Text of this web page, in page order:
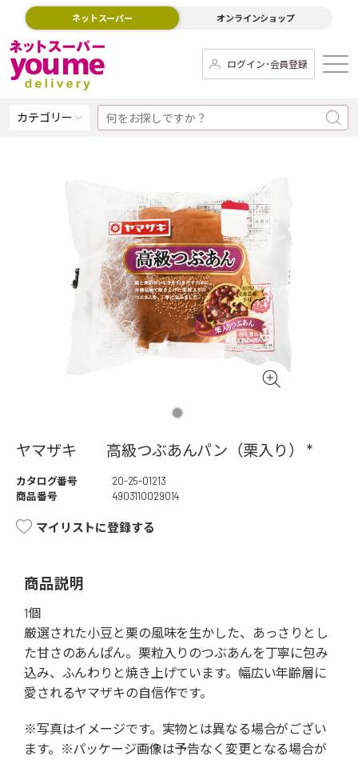
ネットスーパー オンラインショップ
ログイン･会員登録
カテゴリー
ヤマザキ 高級つぶあんパン（栗入り） *
カタログ番号
20-25-01213
商品番号
4903110029014
マイリストに登録する
商品説明
1個
厳選された小豆と栗の風味を生かした、あっさりとし
た甘さのあんぱん。栗粒入りのつぶあんを丁寧に包み
込み、ふんわりと焼き上げています。幅広い年齢層に
愛されるヤマザキの自信作です。
※写真はイメージです。実物とは異なる場合がござい
ます。※パッケージ画像は予告なく変更となる場合が